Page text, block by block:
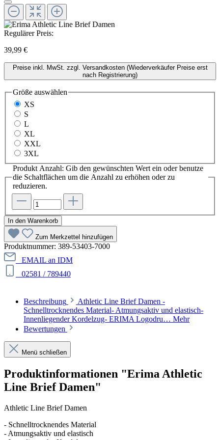
Regulärer Preis:
39,99 €
Preise inkl. MwSt. zzgl. Versandkosten (Wiederverkäufer Preise erst
nach Registrierung)
Größe auswählen
XS
S
L
XL
XXL
3XL
Produkt Anzahl: Gib den gewünschten Wert ein oder benutze
die Schaltflächen um die Anzahl zu erhöhen oder zu
reduzieren.
In den Warenkorb
Zum Merkzettel hinzufügen
Produktnummer: 389-53403-7000
EMAIL an IDM
02581 / 789440
Beschreibung
Athletic Line Brief Damen -
Schnelltrocknendes Material- Atmungsaktiv und elastisch-
Innenliegender Kordelzug- ERIMA Logodru… Mehr
Bewertungen
Menü schließen
Produktinformationen "Erima Athletic
Line Brief Damen"
Athletic Line Brief Damen
- Schnelltrocknendes Material
- Atmungsaktiv und elastisch